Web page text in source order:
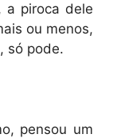
a piroca dele
ou menos,
só pode.
pensou um